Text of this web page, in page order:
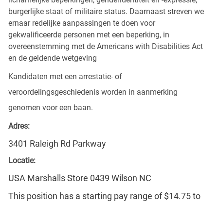
burgerlijke staat of militaire status. Daarnaast streven we
ernaar redelijke aanpassingen te doen voor
gekwalificeerde personen met een beperking, in
overeenstemming met de Americans with Disabilities Act
en de geldende wetgeving
Kandidaten met een arrestatie- of
veroordelingsgeschiedenis worden in aanmerking
genomen voor een baan.
Adres:
3401 Raleigh Rd Parkway
Locatie:
USA Marshalls Store 0439 Wilson NC
This position has a starting pay range of $14.75 to